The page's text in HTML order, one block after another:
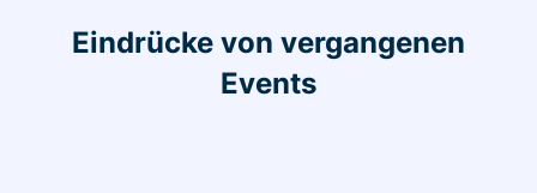
Eindrücke von vergangenen
Events